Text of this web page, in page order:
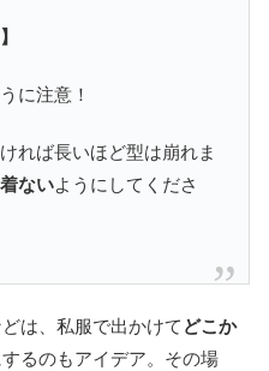
に注意！
れば長いほど型は崩れま
ないようにしてくださ
は、私服で出かけて どこか
するのもアイデア。その場